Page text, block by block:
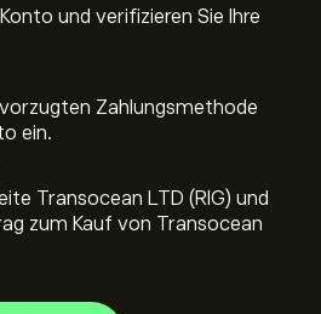
und verifizieren Sie Ihre
Zahlungsmethode
ein.
Transocean LTD (RIG) und
zum Kauf von Transocean